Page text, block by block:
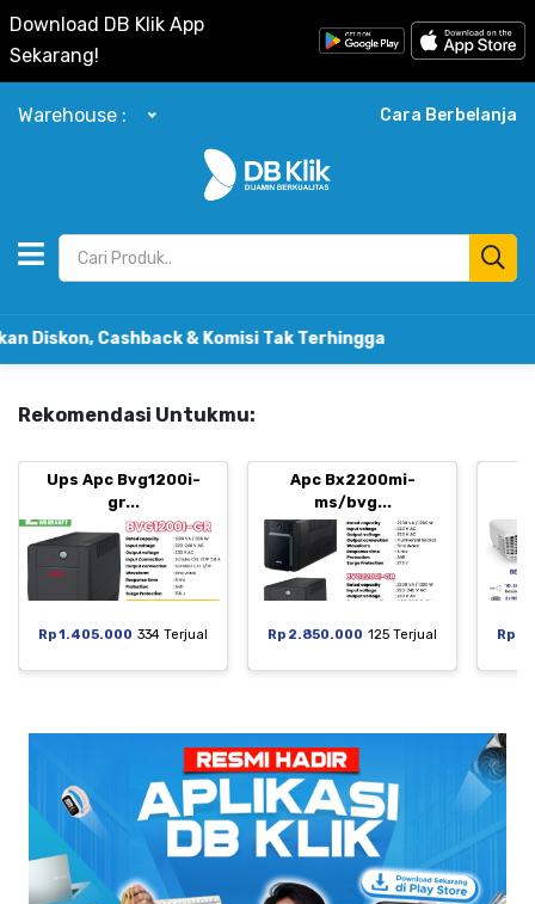
Download DB Klik App
Sekarang!
Warehouse : Cara Berbelanja
Cashback & Komisi Tak Terhingga
Rekomendasi Untukmu:
Ups Apc Bvg1200i-
gr...
Rp 1.405.000 334 Terjual
Apc Bx2200mi-
ms/bvg...
Rp 2.850.000 125 Terjual Rp